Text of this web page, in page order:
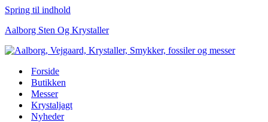
Spring til indhold
Aalborg Sten Og Krystaller
Forside
Butikken
Messer
Krystaljagt
Nyheder